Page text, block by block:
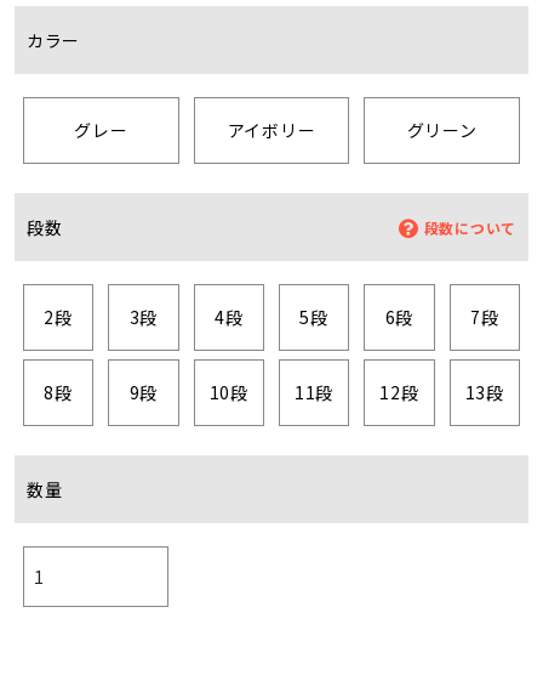
カラー
グレー アイボリー グリーン
段数 段数について
2段 3段 4段 5段 6段 7段
8段 9段 10段 11段 12段 13段
数量